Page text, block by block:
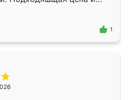
Приехавший
Владислав
эскизу самый
1